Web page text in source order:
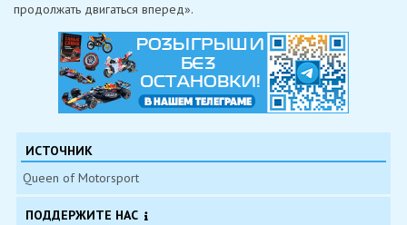
продолжать двигаться вперед».
ИСТОЧНИК
Queen of Motorsport
ПОДДЕРЖИТЕ НАС